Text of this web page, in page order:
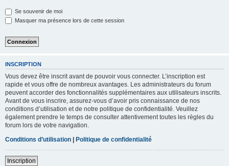
Se souvenir de moi
Masquer ma présence lors de cette session
INSCRIPTION
Vous devez être inscrit avant de pouvoir vous connecter. L’inscription est
rapide et vous offre de nombreux avantages. Les administrateurs du forum
peuvent accorder des fonctionnalités supplémentaires aux utilisateurs inscrits.
Avant de vous inscrire, assurez-vous d’avoir pris connaissance de nos
conditions d’utilisation et de notre politique de confidentialité. Veuillez
également prendre le temps de consulter attentivement toutes les règles du
forum lors de votre navigation.
Conditions d’utilisation | Politique de confidentialité
Inscription